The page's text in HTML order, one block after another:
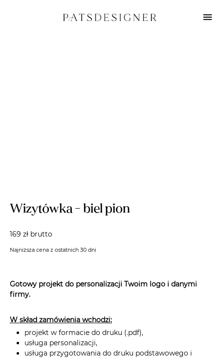
Najniższa cena z ostatnich 30 dni
Gotowy projekt do personalizacji Twoim logo i danymi
firmy.
W skład zamówienia wchodzi:
projekt w formacie do druku (.pdf),
usługa personalizacji,
usługa przygotowania do druku podstawowego i
Wizytówka - biel pion
169 zł brutto